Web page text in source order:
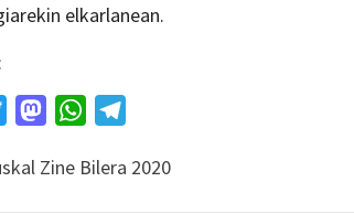
elkarlanean.
TwitterMastodonWhatsApp
Zine Bilera 2020